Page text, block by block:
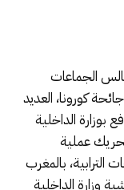
الجماعات
كورونا، العديد
بوزارة الداخلية
عملية
بالمغرب
وزارة الداخلية